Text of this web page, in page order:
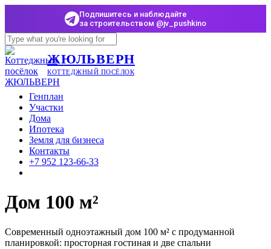
Подпишитесь и наблюдайте
за строительством @jv_pushkino
Skip
to
main
content
Close
Search
ЖЮЛЬВЕРН
КОТТЕДЖНЫЙ ПОСЁЛОК
Menu
Генплан
Участки
Дома
Ипотека
Земля для бизнеса
Контакты
+7 952 123-66-33
Дом 100 м²
Современный одноэтажный дом 100 м² с продуманной
планировкой: просторная гостиная и две спальни